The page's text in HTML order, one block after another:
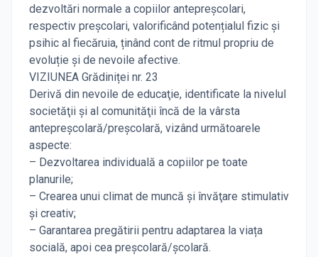
dezvoltări normale a copiilor antepreșcolari,
respectiv preșcolari, valorificând potențialul fizic și
psihic al fiecăruia, ținând cont de ritmul propriu de
evoluție și de nevoile afective.
VIZIUNEA Grădiniței nr. 23
Derivă din nevoile de educaţie, identificate la nivelul
societăţii şi al comunităţii încă de la vârsta
antepreșcolară/preşcolară, vizând următoarele
aspecte:
– Dezvoltarea individuală a copiilor pe toate
planurile;
– Crearea unui climat de muncă şi învăţare stimulativ
şi creativ;
– Garantarea pregătirii pentru adaptarea la viața
socială, apoi cea preșcolară/şcolară.